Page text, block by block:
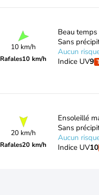
10 km/h
Rafales10 km/h
Beau
Sans
Aucun
Indice UV9
20 km/h
Rafales20 km/h
Ensoleillé
Sans
Aucun
Indice UV10